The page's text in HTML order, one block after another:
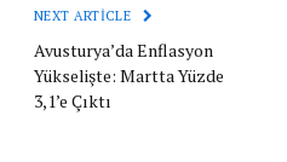
NEXT ARTICLE
Avusturya’da Enflasyon
Yükselişte: Martta Yüzde
3,1’e Çıktı